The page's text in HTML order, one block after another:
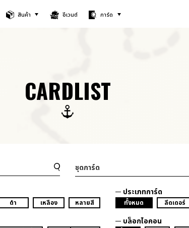
สินค้า อีเวนต์ การ์ด
CARDLIST
ชุดการ์ด
ดำ เหลือง หลายสี
ประเภทการ์ด
ทั้งหมด ลีดเดอร์
บล็อกไอคอน